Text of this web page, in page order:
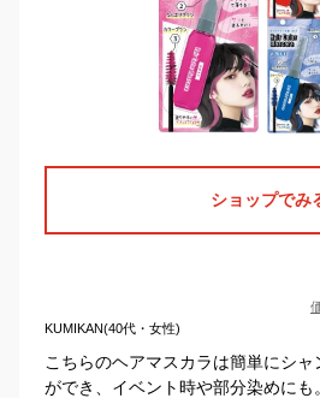
ショップでみ
KUMIKAN(40代・女性)
こちらのヘアマスカラは簡単にシャ
ができ、イベント時や部分染めに